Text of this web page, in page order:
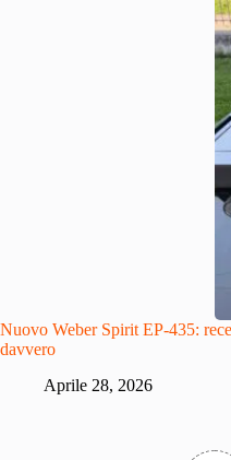
Nuovo Weber Spirit EP-435:
davvero
Aprile 28, 2026